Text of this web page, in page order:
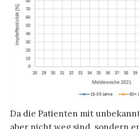
Da die Patienten mit